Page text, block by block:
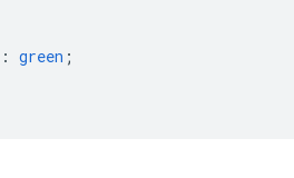
: green ;